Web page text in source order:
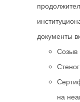
документы
Созыв
на